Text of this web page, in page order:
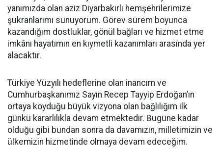
yanımızda olan aziz Diyarbakırlı hemşehrilerimize
şükranlarımı sunuyorum. Görev sürem boyunca
kazandığım dostluklar, gönül bağları ve hizmet etme
imkânı hayatımın en kıymetli kazanımları arasında yer
alacaktır.
Türkiye Yüzyılı hedeflerine olan inancım ve
Cumhurbaşkanımız Sayın Recep Tayyip Erdoğan’ın
ortaya koyduğu büyük vizyona olan bağlılığım ilk
günkü kararlılıkla devam etmektedir. Bugüne kadar
olduğu gibi bundan sonra da davamızın, milletimizin ve
ülkemizin hizmetinde olmaya devam edeceğim.